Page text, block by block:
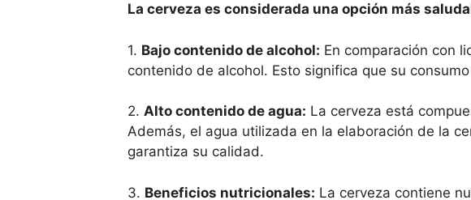
La cerveza es considerada una opción más
1. Bajo contenido de alcohol: En comparación con
contenido de alcohol. Esto significa que su
2. Alto contenido de agua: La cerveza está
Además, el agua utilizada en la elaboración de la
garantiza su calidad.
3. Beneficios nutricionales: La cerveza contiene